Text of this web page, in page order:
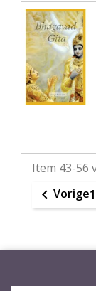
Item 43-56
 Vorige1